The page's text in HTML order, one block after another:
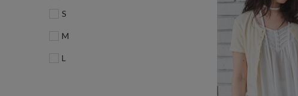
S
M
L